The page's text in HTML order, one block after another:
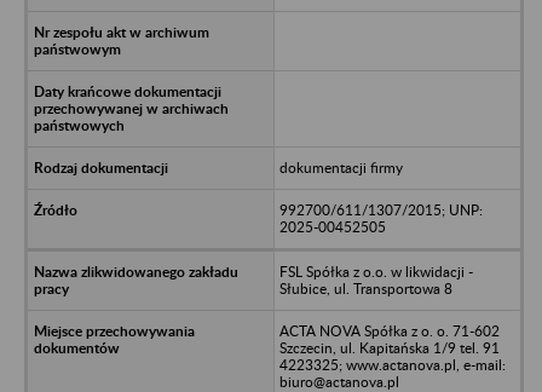
dokumentacji firmy
992700/611/1307/2015; UNP:
2025-00452505
FSL Spółka z o.o. w likwidacji -
Słubice, ul. Transportowa 8
ACTA NOVA Spółka z o. o. 71-602
Szczecin, ul. Kapitańska 1/9 tel. 91
4223325; www.actanova.pl, e-mail:
biuro@actanova.pl